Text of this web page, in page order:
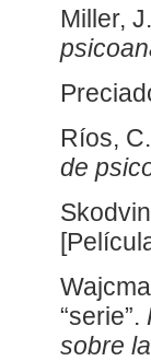
Miller,
Ríos,
de
“serie”.
sobre